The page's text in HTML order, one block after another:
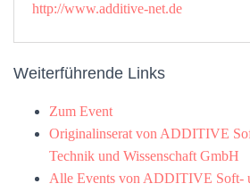
http://www.additive-net.de
Weiterführende Links
Zum Event
Originalinserat von ADDITIVE
Technik und Wissenschaft GmbH
Alle Events von ADDITIVE Soft-